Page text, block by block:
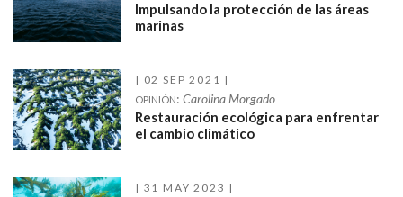
Impulsando la protección de las áreas
marinas
02 SEP 2021
OPINIÓN: Carolina Morgado
Restauración ecológica para enfrentar
el cambio climático
31 MAY 2023